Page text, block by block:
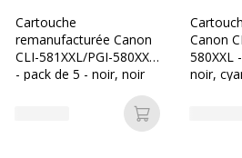
Cartouche
remanufacturée Canon
CLI-581XXL/PGI-580XXL
- pack de 5 - noir, noir
Ajouter au
Canon
580XXL
noir,